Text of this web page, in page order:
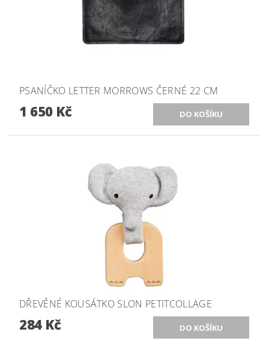
PSANÍČKO LETTER MORROWS ČERNÉ 22 CM
1 650 Kč
DŘEVĚNÉ KOUSÁTKO SLON PETITCOLLAGE
284 Kč